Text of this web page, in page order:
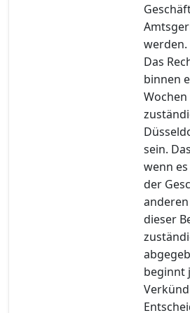
werden.
Das
binnen
sein.
wenn
der
dieser
beginnt